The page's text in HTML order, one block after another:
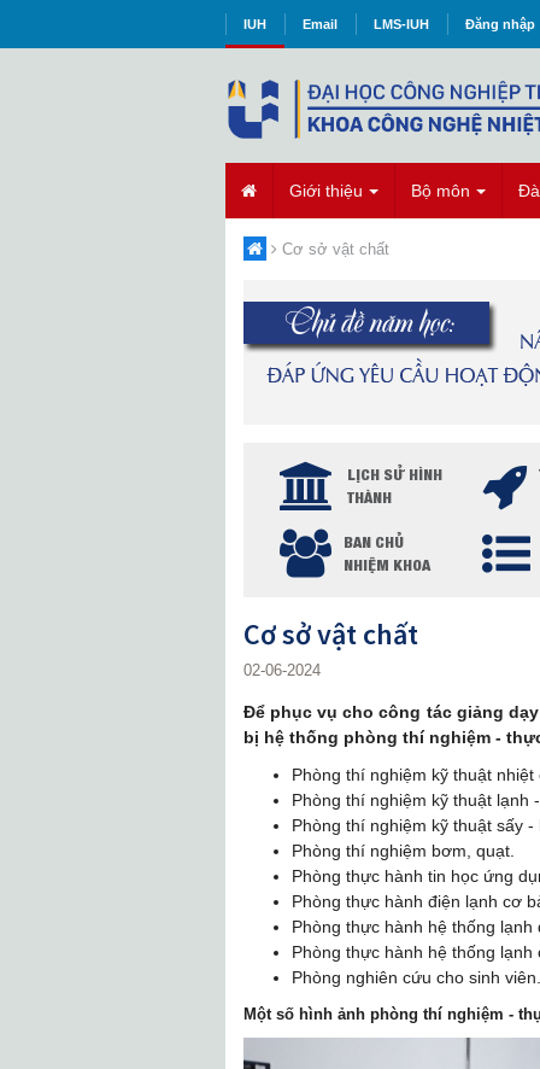
IUH Email LMS-IUH Đăng nhập
Giới thiệu Bộ môn
Cơ sở vật chất
LỊCH SỬ HÌNH
THÀNH
BAN CHỦ
NHIỆM KHOA
Cơ sở vật chất
02-06-2024
Để phục vụ cho công tác giảng
bị hệ thống phòng thí nghiệm -
Phòng thí nghiệm kỹ thuật nhiệt
Phòng thí nghiệm kỹ thuật lạnh
Phòng thí nghiệm kỹ thuật sấy -
Phòng thí nghiệm bơm, quạt.
Phòng thực hành tin học ứng
Phòng thực hành điện lạnh cơ
Phòng thực hành hệ thống lạnh
Phòng thực hành hệ thống lạnh
Phòng nghiên cứu cho sinh viên.
Một số hình ảnh phòng thí nghiệm -